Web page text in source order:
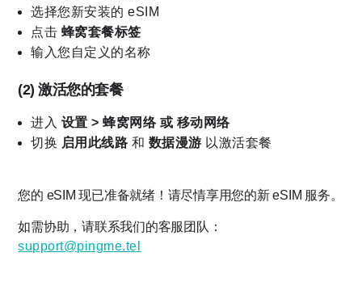
选择您新安装的 eSIM
点击 蜂窝套餐标签
输入您自定义的名称
(2)激活您的套餐
进入 设置 > 蜂窝网络 或 移动网络
切换 启用此线路 和 数据漫游 以激活套餐
您的 eSIM 现已准备就绪！请尽情享用您的新 eSIM 服务。
如需协助，请联系我们的客服团队：
support@pingme.tel